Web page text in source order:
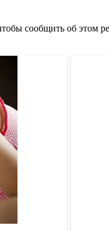
сообщить об этом